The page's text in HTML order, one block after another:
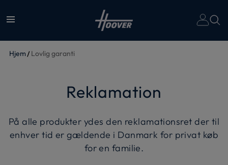
Hjem Lovlig garanti
Reklamation
På alle produkter ydes den reklamationsret der til
enhver tid er gældende i Danmark for privat køb
for en familie.